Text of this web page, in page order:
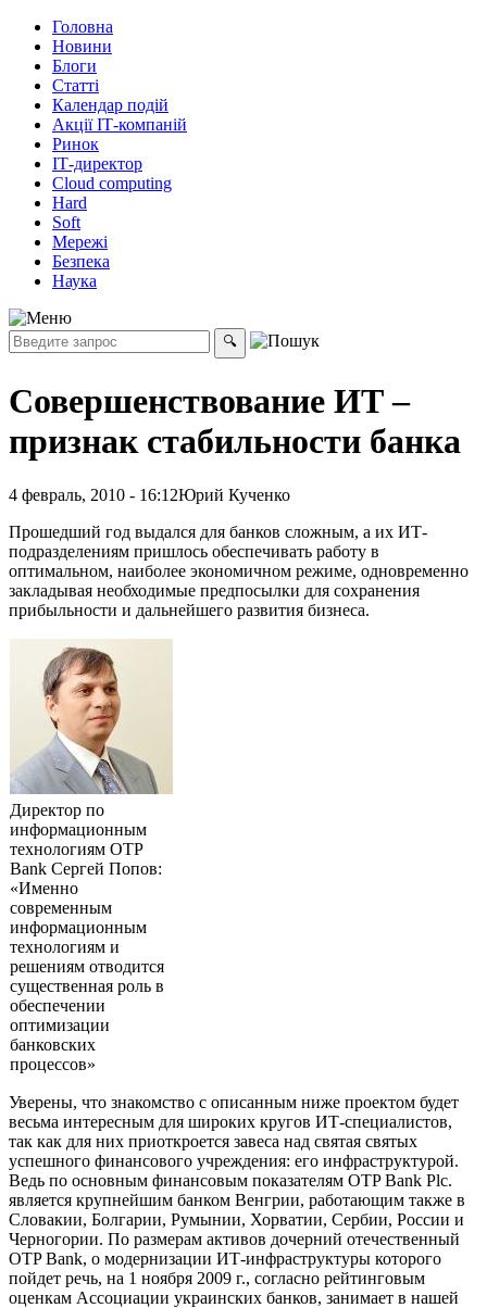
Головна
Новини
Блоги
Статті
Календар подій
Акції ІТ-компаній
Ринок
ІТ-директор
Cloud computing
Hard
Soft
Мережі
Безпека
Наука
Совершенствование ИТ –
признак стабильности банка
4 февраль, 2010 - 16:12Юрий Кученко
Прошедший год выдался для банков сложным, а их ИТ-
подразделениям пришлось обеспечивать работу в
оптимальном, наиболее экономичном режиме, одновременно
закладывая необходимые предпосылки для сохранения
прибыльности и дальнейшего развития бизнеса.
Директор по
информационным
технологиям OTP
Bank Сергей Попов:
«Именно
современным
информационным
технологиям и
решениям отводится
существенная роль в
обеспечении
оптимизации
банковских
процессов»
Уверены, что знакомство с описанным ниже проектом будет
весьма интересным для широких кругов ИТ-специалистов,
так как для них приоткроется завеса над святая святых
успешного финансового учреждения: его инфраструктурой.
Ведь по основным финансовым показателям OTP Bank Plc.
является крупнейшим банком Венгрии, работающим также в
Словакии, Болгарии, Румынии, Хорватии, Сербии, России и
Черногории. По размерам активов дочерний отечественный
OTP Bank, о модернизации ИТ-инфраструктуры которого
пойдет речь, на 1 ноября 2009 г., согласно рейтинговым
оценкам Ассоциации украинских банков, занимает в нашей